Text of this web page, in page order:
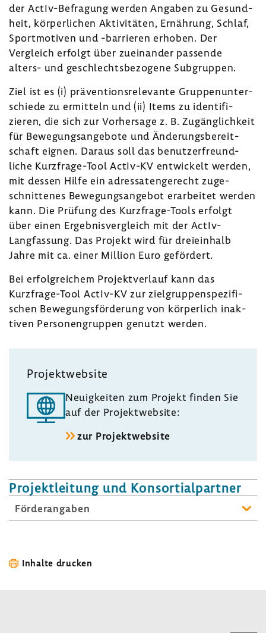
der ActIv-​Befragung werden Angaben zu Gesund­
heit, körper­li­chen Akti­vi­täten, Ernäh­rung, Schlaf,
Sport­mo­tiven und -​barrieren erhoben. Der
Vergleich erfolgt über zuein­ander passende
alters- und geschlechts­be­zo­gene Subgruppen.
Ziel ist es (i) präven­ti­ons­re­le­vante Grup­pen­un­ter­
schiede zu ermit­teln und (ii) Items zu iden­ti­fi­
zieren, die sich zur Vorher­sage z. B. Zugäng­lich­keit
für Bewe­gungs­an­ge­bote und Ände­rungs­be­reit­
schaft eignen. Daraus soll das benut­zer­freund­
liche Kurzfrage-​Tool ActIv-​KV entwi­ckelt werden,
mit dessen Hilfe ein adres­sa­ten­ge­recht zuge­
schnit­tenes Bewe­gungs­an­gebot erar­beitet werden
kann. Die Prüfung des Kurzfrage-​Tools erfolgt
über einen Ergeb­nis­ver­gleich mit der ActIv-​
Langfassung. Das Projekt wird für drei­ein­halb
Jahre mit ca. einer Million Euro geför­dert.
Bei erfolg­rei­chem Projekt­ver­lauf kann das
Kurzfrage-​Tool ActIv-​KV zur ziel­grup­pen­spe­zi­fi­
schen Bewe­gungs­för­de­rung von körper­lich inak­
tiven Perso­nen­gruppen genutzt werden.
Projekt­web­site
Neuig­keiten zum Projekt finden Sie
auf der Projekt­web­site:
zur Projekt­web­site
Projekt­lei­tung und Konsor­ti­al­partner
Förder­an­gaben
Inhalte drucken